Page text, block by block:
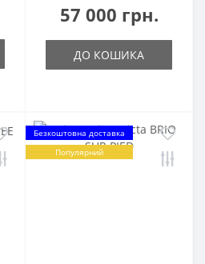
57 000 грн.
ДО КОШИКА
Безкоштовна доставка
Популярний